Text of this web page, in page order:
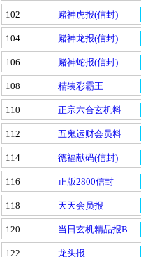
102 赌神虎报(信封)
104 赌神龙报(信封)
106 赌神蛇报(信封)
108 精装彩霸王
110 正宗六合玄机料
112 五鬼运财会员料
114 德福献码(信封)
116 正版2800信封
118 天天会员报
120 当日玄机精品报B
122 龙头报